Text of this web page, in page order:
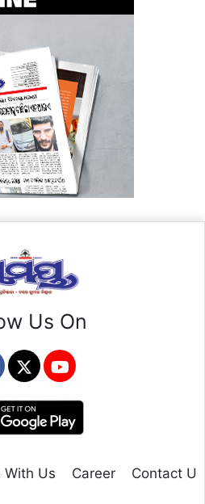
Us On
Us Career Contact Us